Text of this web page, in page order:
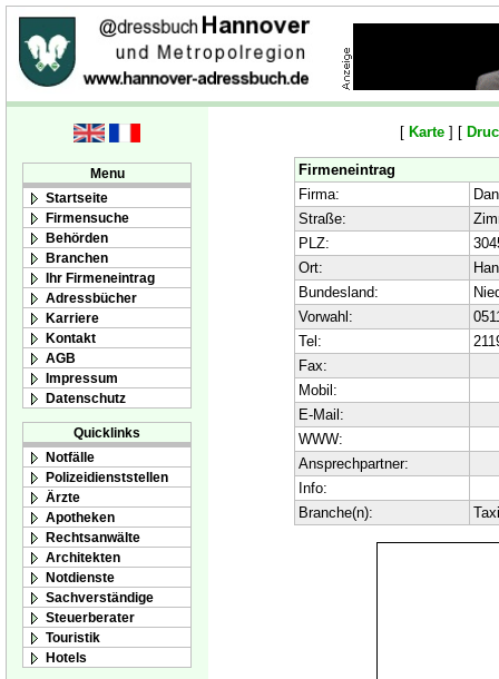
Menu
Startseite
Firmensuche
Behörden
Branchen
Ihr Firmeneintrag
Adressbücher
Karriere
Kontakt
AGB
Impressum
Datenschutz
Quicklinks
Notfälle
Polizeidienststellen
Ärzte
Apotheken
Rechtsanwälte
Architekten
Notdienste
Sachverständige
Steuerberater
Touristik
Hotels
[ Karte ] [
Firmeneintrag
Firma:
Straße:
PLZ:
Ort:
Bundesland:
Vorwahl:
Tel:
Fax:
Mobil:
E-Mail:
WWW:
Ansprechpartner:
Info:
Branche(n):